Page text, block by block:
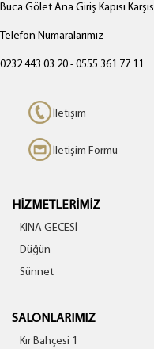
Buca Gölet Ana Giriş Kapısı
Telefon Numaralarımız
0232 443 03 20 - 0555 361 77 11
İletişim
İletişim Formu
HİZMETLERİMİZ
KINA GECESİ
Düğün
Sünnet
SALONLARIMIZ
Kır Bahçesi 1